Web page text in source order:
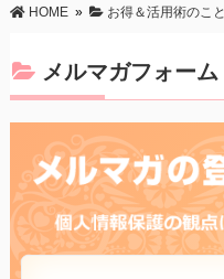
HOME» お得＆活用術のこと
メルマガフォーム